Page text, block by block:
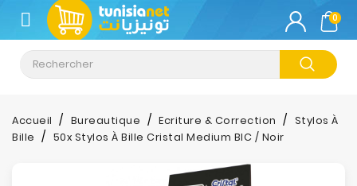
CATÉGORIE
Climatisation
Informatique
0
Accueil Bureautique Ecriture & Correction
Stylos À
Bille
50x Stylos À Bille Cristal Medium BIC / Noir